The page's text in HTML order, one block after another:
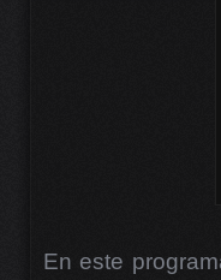
En este